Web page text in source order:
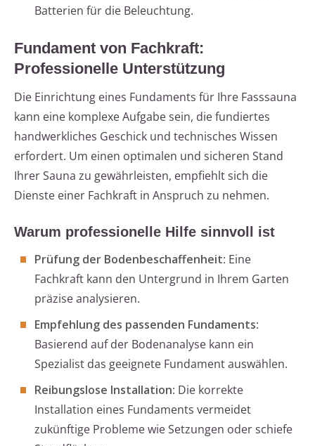
Batterien für die Beleuchtung.
Fundament von Fachkraft:
Professionelle Unterstützung
Die Einrichtung eines Fundaments für Ihre Fasssauna
kann eine komplexe Aufgabe sein, die fundiertes
handwerkliches Geschick und technisches Wissen
erfordert. Um einen optimalen und sicheren Stand
Ihrer Sauna zu gewährleisten, empfiehlt sich die
Dienste einer Fachkraft in Anspruch zu nehmen.
Warum professionelle Hilfe sinnvoll ist
Prüfung der Bodenbeschaffenheit: Eine
Fachkraft kann den Untergrund in Ihrem Garten
präzise analysieren.
Empfehlung des passenden Fundaments:
Basierend auf der Bodenanalyse kann ein
Spezialist das geeignete Fundament auswählen.
Reibungslose Installation: Die korrekte
Installation eines Fundaments vermeidet
zukünftige Probleme wie Setzungen oder schiefe